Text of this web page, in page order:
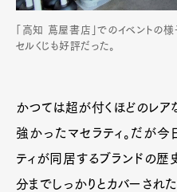
「高知 蔦屋書店」でのイベントの
セルくじも好評だった。
かつては超が付くほどのレア
強かったマセラティ。だが今
ティが同居するブランドの
分までしっかりとカバーされ